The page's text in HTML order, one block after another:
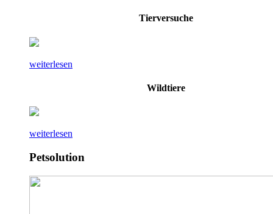
Tierversuche
weiterlesen
Wildtiere
weiterlesen
Petsolution